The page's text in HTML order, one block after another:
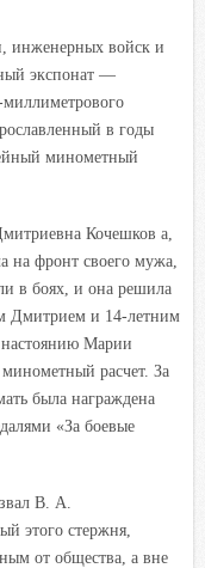
инженерных войск и
экспонат —
миллиметрового
в годы
минометный
Кочешков а,
на фронт своего мужа,
в боях, и она решила
Дмитрием и 14-летним
Марии
расчет. За
была награждена
«За боевые
В. А.
этого стержня,
от общества, а вне